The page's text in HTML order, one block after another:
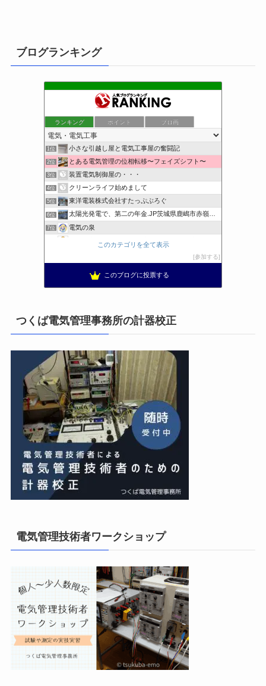
ブログランキング
ランキング ポイント ブロ画
1位 小さな引越し屋と電気工事屋の奮闘記
2位 とある電気管理の位相転移〜フェイズシフト〜
3位 装置電気制御屋の・・・
4位 クリーンライフ始めまして
5位 東洋電装株式会社すたっぷぶろぐ
6位 太陽光発電で、第二の年金.JP茨城県鹿嶋市赤嶺電研企画ブログ
7位 電気の泉
電気工事ナビ 総合電気工事サイト 電気工事を徹底解説
まぁ、ちゃんと仕事ができればいいな
14位 私の電気主任技術者実務記事＋電気プチ動画
15位 橋口電工スタッフブログ
このカテゴリを全て表示
参加する
このブログに投票する
つくば電気管理事務所の計器校正
電気管理技術者ワークショップ